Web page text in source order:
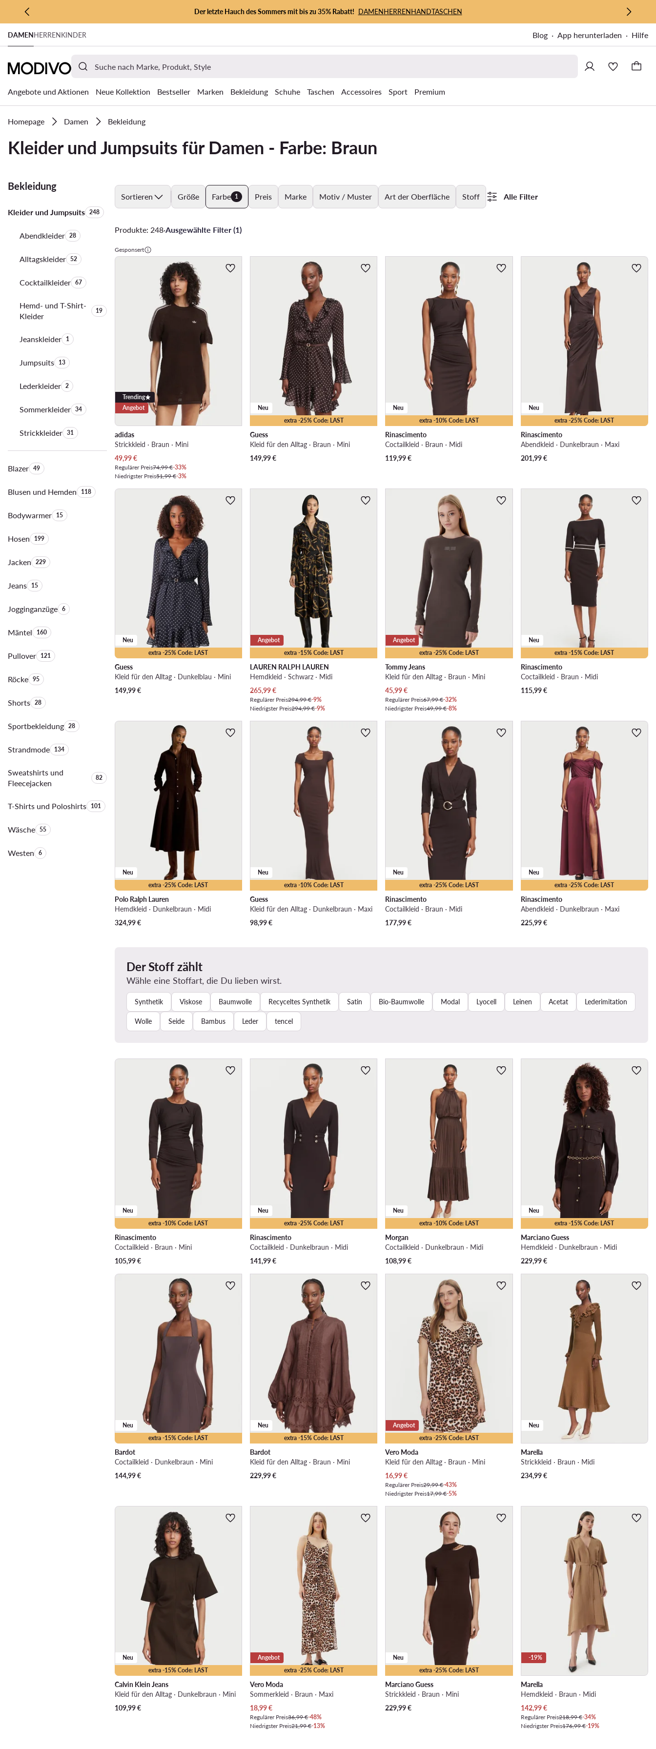
ZUM HAUPTINHALT SPRINGEN
ZUR SUCHE
Der letzte Hauch des Sommers mit bis zu 35% Rabatt! DAMENHERRENHANDTASCHEN
DAMENHERRENKINDER Blog App herunterladen Hilfe
Angebote und Aktionen Neue Kollektion Bestseller Marken Bekleidung Schuhe Taschen Accessoires Sport Premium
Homepage Damen Bekleidung
Kleider und Jumpsuits für Damen - Farbe: Braun
Bekleidung
Kleider und JumpsuitsAnzahl der Produkte:
248
AbendkleiderAnzahl der Produkte:
28
AlltagskleiderAnzahl der Produkte:
52
CocktailkleiderAnzahl der Produkte:
67
Hemd- und T-Shirt-
Kleider
Anzahl der Produkte:
19
JeanskleiderAnzahl der Produkte:
1
JumpsuitsAnzahl der Produkte:
13
LederkleiderAnzahl der Produkte:
2
SommerkleiderAnzahl der Produkte:
34
StrickkleiderAnzahl der Produkte:
31
BlazerAnzahl der Produkte:
49
Blusen und HemdenAnzahl der Produkte:
118
BodywarmerAnzahl der Produkte:
15
HosenAnzahl der Produkte:
199
JackenAnzahl der Produkte:
229
JeansAnzahl der Produkte:
15
JogginganzügeAnzahl der Produkte:
6
MäntelAnzahl der Produkte:
160
PulloverAnzahl der Produkte:
121
RöckeAnzahl der Produkte:
95
ShortsAnzahl der Produkte:
28
SportbekleidungAnzahl der Produkte:
28
StrandmodeAnzahl der Produkte:
134
Sweatshirts und
Fleecejacken
Anzahl der Produkte:
82
T-Shirts und PoloshirtsAnzahl der Produkte:
101
WäscheAnzahl der Produkte:
55
WestenAnzahl der Produkte:
6
Sortieren Größe Farbe 1 Preis Marke Motiv / Muster Art der Oberfläche Stoff Alle Filter
Produkte: 248·Ausgewählte Filter (1)
Gesponsert
Trending
Angebot
adidas
Strickkleid · Braun · Mini
Aktueller Preis
49,99€
Regulärer Preis74,99 €-33%
Niedrigster Preis51,99 €-3%
extra -25% Code: LAST
Neu
Guess
Kleid für den Alltag · Braun · Mini
149,99€
extra -10% Code: LAST
Neu
Rinascimento
Coctailkleid · Braun · Midi
119,99€
extra -25% Code: LAST
Neu
Rinascimento
Abendkleid · Dunkelbraun · Maxi
201,99€
extra -25% Code: LAST
Neu
Guess
Kleid für den Alltag · Dunkelblau · Mini
149,99€
extra -15% Code: LAST
Angebot
LAUREN RALPH LAUREN
Hemdkleid · Schwarz · Midi
Aktueller Preis
265,99€
Regulärer Preis294,99 €-9%
Niedrigster Preis294,99 €-9%
extra -25% Code: LAST
Angebot
Tommy Jeans
Kleid für den Alltag · Braun · Mini
Aktueller Preis
45,99€
Regulärer Preis67,99 €-32%
Niedrigster Preis49,99 €-8%
extra -15% Code: LAST
Neu
Rinascimento
Coctailkleid · Braun · Midi
115,99€
extra -25% Code: LAST
Neu
Polo Ralph Lauren
Hemdkleid · Dunkelbraun · Midi
324,99€
extra -10% Code: LAST
Neu
Guess
Kleid für den Alltag · Dunkelbraun · Maxi
98,99€
extra -25% Code: LAST
Neu
Rinascimento
Coctailkleid · Braun · Midi
177,99€
extra -25% Code: LAST
Neu
Rinascimento
Abendkleid · Dunkelbraun · Maxi
225,99€
Der Stoff zählt
Wähle eine Stoffart, die Du lieben wirst.
Synthetik Viskose Baumwolle Recyceltes Synthetik Satin Bio-Baumwolle Modal Lyocell Leinen Acetat Lederimitation
Wolle Seide Bambus Leder tencel
extra -10% Code: LAST
Neu
Rinascimento
Coctailkleid · Braun · Mini
105,99€
extra -25% Code: LAST
Neu
Rinascimento
Coctailkleid · Dunkelbraun · Midi
141,99€
extra -10% Code: LAST
Neu
Morgan
Coctailkleid · Dunkelbraun · Midi
108,99€
extra -15% Code: LAST
Neu
Marciano Guess
Hemdkleid · Dunkelbraun · Midi
229,99€
extra -15% Code: LAST
Neu
Bardot
Coctailkleid · Dunkelbraun · Mini
144,99€
extra -15% Code: LAST
Neu
Bardot
Kleid für den Alltag · Braun · Mini
229,99€
extra -25% Code: LAST
Angebot
Vero Moda
Kleid für den Alltag · Braun · Mini
Aktueller Preis
16,99€
Regulärer Preis29,99 €-43%
Niedrigster Preis17,99 €-5%
Neu
Marella
Strickkleid · Braun · Midi
234,99€
extra -15% Code: LAST
Neu
Calvin Klein Jeans
Kleid für den Alltag · Dunkelbraun · Mini
109,99€
extra -25% Code: LAST
Angebot
Vero Moda
Sommerkleid · Braun · Maxi
Aktueller Preis
18,99€
Regulärer Preis36,99 €-48%
Niedrigster Preis21,99 €-13%
extra -25% Code: LAST
Neu
Marciano Guess
Strickkleid · Braun · Mini
229,99€
-19%
Marella
Hemdkleid · Braun · Midi
Aktueller Preis
142,99€
Regulärer Preis218,99 €-34%
Niedrigster Preis176,99 €-19%